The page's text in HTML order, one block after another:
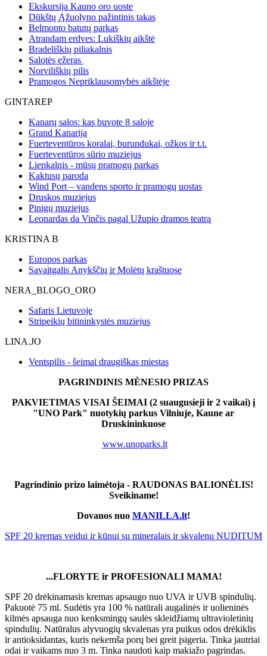
Ekskursija Kauno oro uoste
Dūkštų Ąžuolyno pažintinis takas
Belmonto batutų parkas
Atrandam erdves: Lukiškių aikštė
Bradeliškių piliakalnis
Salotės ežeras
Norviliškių pilis
Pramogos Nepriklausomybės aikštėje
GINTAREP
Kanarų salos: kas buvote 8 saloje
Grand Kanarija
Fuerteventūros koralai, burundukai, ožkos ir t.t.
Fuerteventūros sūrio muziejus
Liepkalnis - mūsų pramogų parkas
Kaktusų paroda
Wind Port – vandens sporto ir pramogų uostas
Druskos muziejus
Pinigų muziejus
Leonardas da Vinčis pagal Užupio dramos teatrą
KRISTINA B
Europos parkas
Savaitgalis Anykščių ir Molėtų kraštuose
NERA_BLOGO_ORO
Safaris Lietuvoje
Stripeikių bitininkystės muziejus
LINA.JO
Ventspilis - šeimai draugiškas miestas
PAGRINDINIS MĖNESIO PRIZAS
PAKVIETIMAS VISAI ŠEIMAI (2 suaugusieji ir 2 vaikai) į
"UNO Park" nuotykių parkus Vilniuje, Kaune ar
Druskininkuose
www.unoparks.lt
Pagrindinio prizo laimėtoja - RAUDONAS BALIONĖLIS!
Sveikiname!
Dovanos nuo MANILLA.lt!
SPF 20 kremas veidui ir kūnui su mineralais ir skvalenu NUDITUM
...FLORYTE ir PROFESIONALI MAMA!
SPF 20 drėkinamasis kremas apsaugo nuo UVA ir UVB spindulių.
Pakuotė 75 ml. Sudėtis yra 100 % natūrali augalinės ir uolieninės
kilmės apsauga nuo kenksmingų saulės skleidžiamų ultravioletinių
spindulių. Natūralus alyvuogių skvalenas yra puikus odos drėkiklis
ir antioksidantas, kuris nekemša porų bei greit įsigeria. Tinka jautriai
odai ir vaikams nuo 3 m. Tinka naudoti kaip makiažo pagrindas.